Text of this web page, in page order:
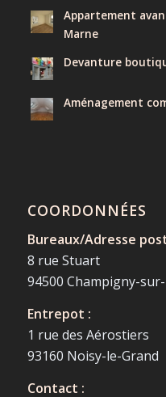
Appartement
Marne
Devanture
Aménagement
COORDONNÉES
Bureaux/Adresse
8 rue Stuart
94500 Champigny-
Entrepot :
1 rue des Aérostiers
93160 Noisy-le-Grand
Contact :